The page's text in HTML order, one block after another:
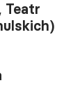
Teatr